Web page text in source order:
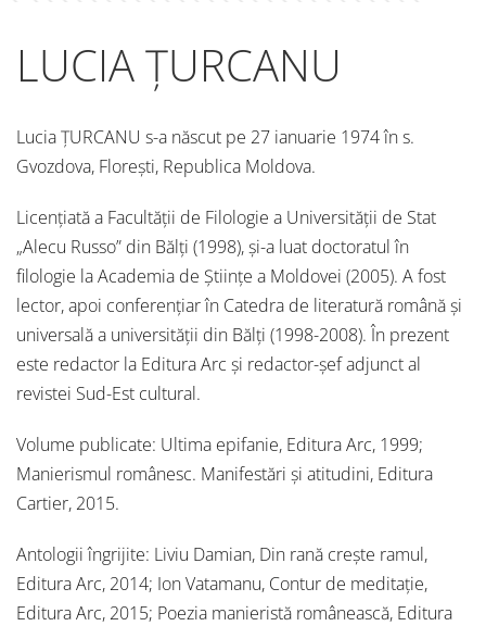
LUCIA ȚURCANU
Lucia ȚURCANU s-a născut pe 27 ianuarie 1974 în s.
Gvozdova, Florești, Republica Moldova.
Licențiată a Facultății de Filologie a Universității de Stat
„Alecu Russo” din Bălți (1998), și-a luat doctoratul în
filologie la Academia de Științe a Moldovei (2005). A fost
lector, apoi conferențiar în Catedra de literatură română și
universală a universității din Bălți (1998-2008). În prezent
este redactor la Editura Arc și redactor-șef adjunct al
revistei Sud-Est cultural.
Volume publicate: Ultima epifanie, Editura Arc, 1999;
Manierismul românesc. Manifestări și atitudini, Editura
Cartier, 2015.
Antologii îngrijite: Liviu Damian, Din rană crește ramul,
Editura Arc, 2014; Ion Vatamanu, Contur de meditație,
Editura Arc, 2015; Poezia manieristă românească, Editura